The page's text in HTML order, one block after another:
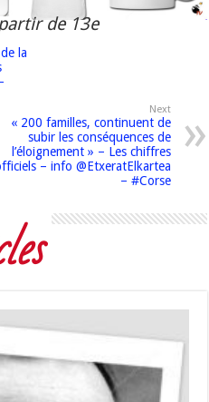
de 13e
la
Next
« 200 familles, continuent de
subir les conséquences de
l’éloignement » – Les chiffres
– info @EtxeratElkartea
– #Corse